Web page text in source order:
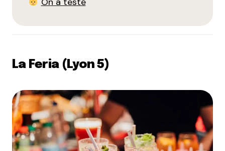
La Feria (Lyon 5)